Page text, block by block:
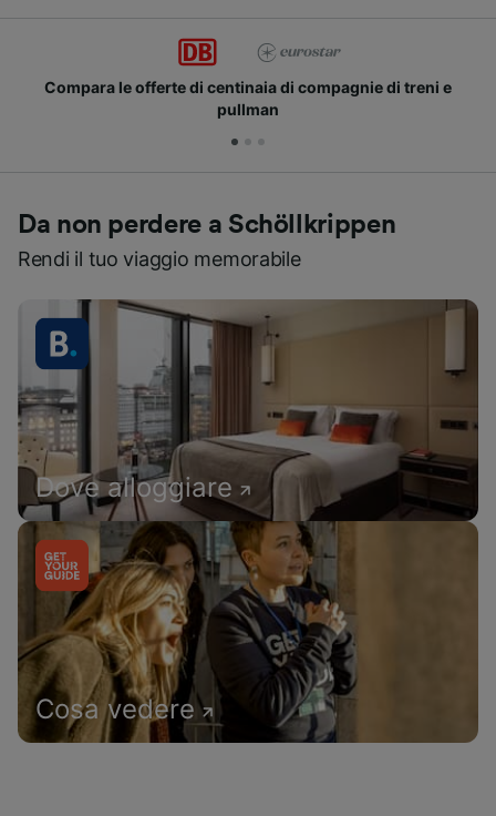
Compara le offerte di centinaia di compagnie di treni e
pullman
Da non perdere a Schöllkrippen
Rendi il tuo viaggio memorabile
Dove alloggiare
Cosa vedere